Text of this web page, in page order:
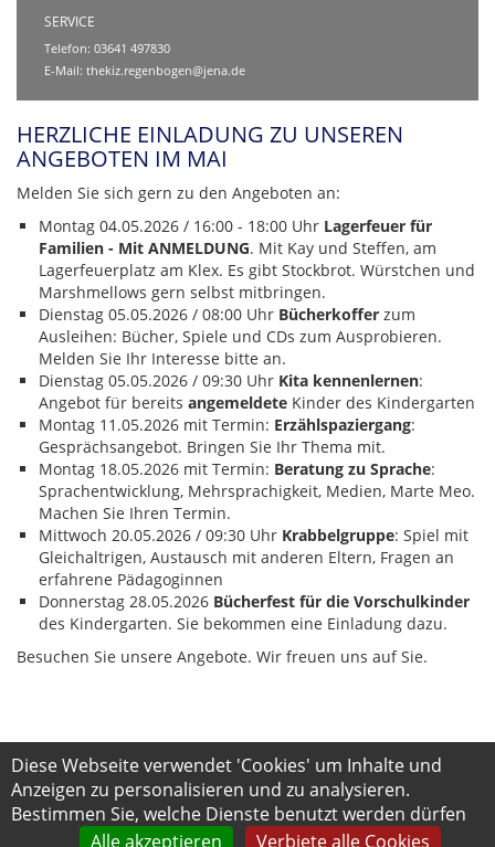
SERVICE
Telefon: 03641 497830
E-Mail: thekiz.regenbogen@jena.de
HERZLICHE EINLADUNG ZU UNSEREN
ANGEBOTEN IM MAI
Melden Sie sich gern zu den Angeboten an:
Montag 04.05.2026 / 16:00 - 18:00 Uhr Lagerfeuer für
Familien - Mit ANMELDUNG. Mit Kay und Steffen, am
Lagerfeuerplatz am Klex. Es gibt Stockbrot. Würstchen und
Marshmellows gern selbst mitbringen.
Dienstag 05.05.2026 / 08:00 Uhr Bücherkoffer zum
Ausleihen: Bücher, Spiele und CDs zum Ausprobieren.
Melden Sie Ihr Interesse bitte an.
Dienstag 05.05.2026 / 09:30 Uhr Kita kennenlernen:
Angebot für bereits angemeldete Kinder des Kindergarten
Montag 11.05.2026 mit Termin: Erzählspaziergang:
Gesprächsangebot. Bringen Sie Ihr Thema mit.
Montag 18.05.2026 mit Termin: Beratung zu Sprache:
Sprachentwicklung, Mehrsprachigkeit, Medien, Marte Meo.
Machen Sie Ihren Termin.
Mittwoch 20.05.2026 / 09:30 Uhr Krabbelgruppe: Spiel mit
Gleichaltrigen, Austausch mit anderen Eltern, Fragen an
erfahrene Pädagoginnen
Donnerstag 28.05.2026 Bücherfest für die Vorschulkinder
des Kindergarten. Sie bekommen eine Einladung dazu.
Besuchen Sie unsere Angebote. Wir freuen uns auf Sie.
IMPRESSUM
DATENSCHUTZ
Diese Webseite verwendet 'Cookies' um Inhalte und
Anzeigen zu personalisieren und zu analysieren.
Bestimmen Sie, welche Dienste benutzt werden dürfen
Alle akzeptieren
Verbiete alle Cookies